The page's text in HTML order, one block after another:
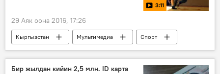
3:11
29 Аяк оона 2016, 17:26
Кыргызстан Мультимедиа
Спорт
Видео
Жаңылыктар
Мелис Турганбаев
чемпионат
Бир жылдан кийин 2,5 млн. ID карта